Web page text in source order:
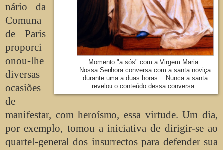
Momento "a sós" com a Virgem Maria.
Nossa Senhora conversa com a santa noviça
durante uma a duas horas... Nunca a santa
revelou o conteúdo dessa conversa.
nário da
Comuna
de Paris
proporci
onou-lhe
diversas
ocasiões
de
manifestar, com heroísmo, essa virtude. Um dia,
por exemplo, tomou a iniciativa de dirigir-se ao
quartel-general dos insurrectos para defender sua